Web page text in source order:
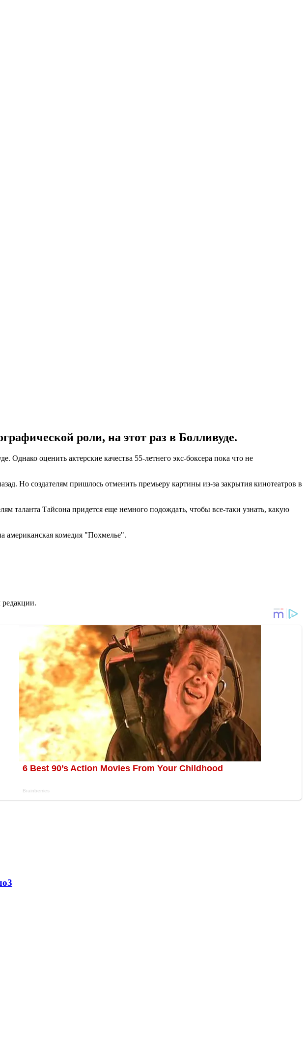
роли, на этот раз в Болливуде.
оценить актерские качества 55-летнего экс-боксера пока что не
Но создателям пришлось отменить премьеру картины из-за закрытия кинотеатров в
таланта Тайсона придется еще немного подождать, чтобы все-таки узнать, какую
американская комедия "Похмелье".
3